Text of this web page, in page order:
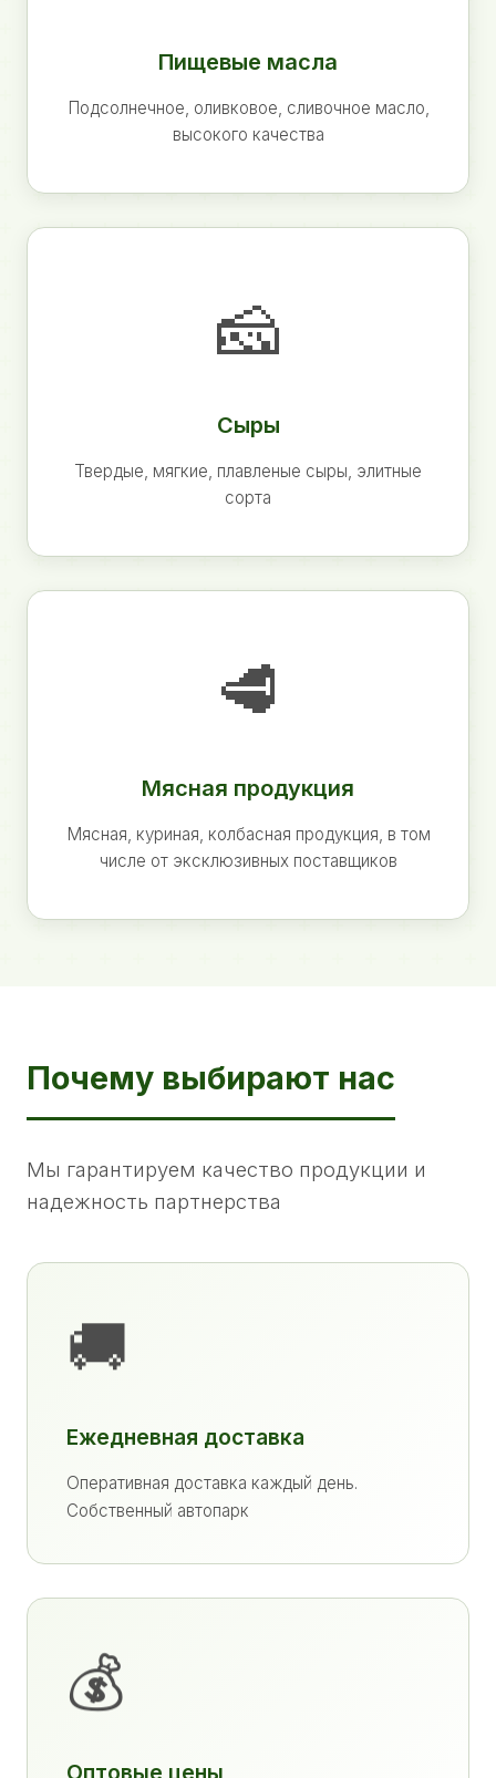
Пищевые масла
Подсолнечное, оливковое, сливочное масло,
высокого качества
🧀
Сыры
Твердые, мягкие, плавленые сыры, элитные
сорта
🥩
Мясная продукция
Мясная, куриная, колбасная продукция, в том
числе от эксклюзивных поставщиков
Почему выбирают нас
Мы гарантируем качество продукции и
надежность партнерства
🚚
Ежедневная доставка
Оперативная доставка каждый день.
Собственный автопарк
💰
Оптовые цены